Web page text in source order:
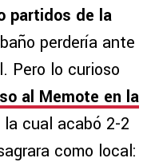
partidos de la
perdería ante
Pero lo curioso
al Memote en la
la cual acabó 2-2
como local: